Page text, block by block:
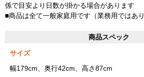
係で目安より日数が掛かる場合があります
■商品は全て一般家庭用です（業務用ではあり
商品スペック
サイズ
幅179cm、奥行42cm、高さ87cm